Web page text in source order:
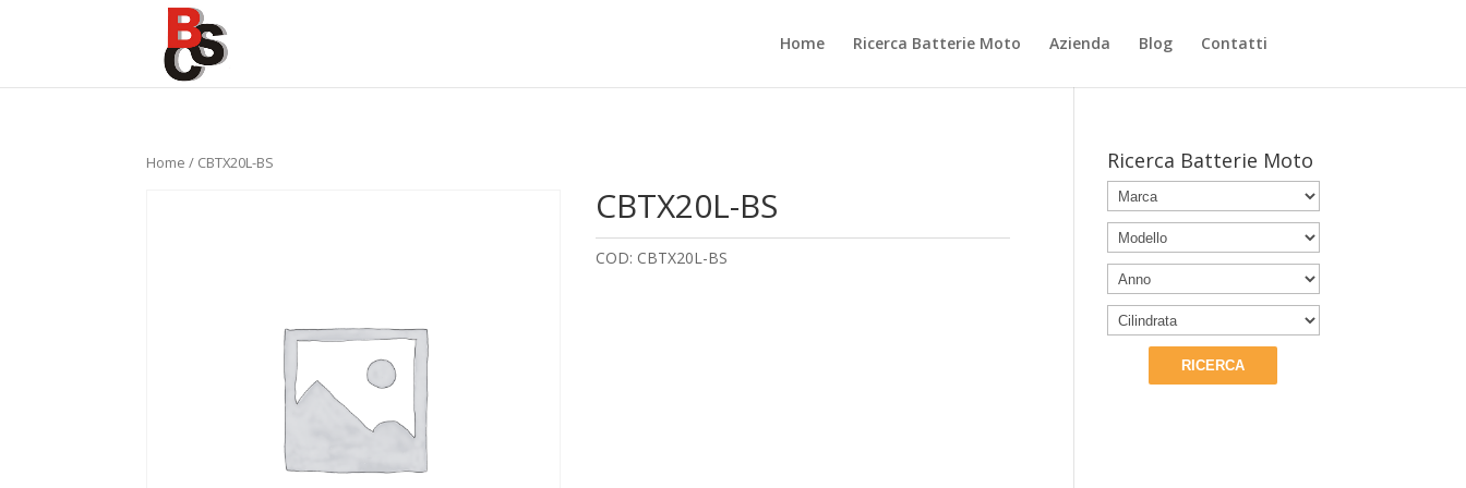
Home Ricerca Batterie Moto Azienda Blog Contatti
Home / CBTX20L-BS
CBTX20L-BS
COD: CBTX20L-BS
Ricerca Batterie Moto